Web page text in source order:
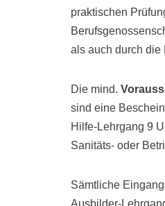
praktischen
als auch durch die
Die mind.
sind eine
Hilfe-Lehrgang 9
Sanitäts- oder
Sämtliche
Ausbilder-